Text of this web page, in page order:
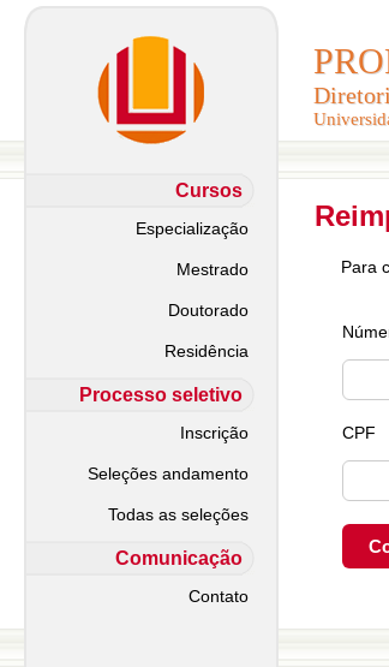
Cursos
Especialização
Mestrado
Doutorado
Residência
Processo seletivo
Inscrição
Seleções andamento
Todas as seleções
Comunicação
Contato
Para
CPF